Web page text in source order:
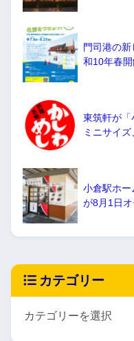
門司港の
和10年春
東筑軒が
ミニサイ
小倉駅ホー
が8月1日
カテゴリー